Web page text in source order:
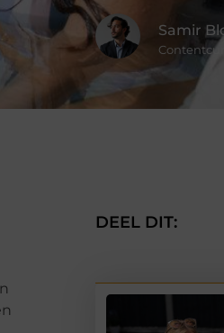
Samir
DEEL DIT: